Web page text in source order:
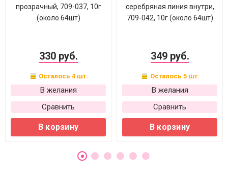
прозрачный, 709-037, 10г
(около 64шт)
330 руб.
Осталось 4 шт.
В желания
Сравнить
В корзину
серебряная линия внутри,
709-042, 10г (около 64шт)
349 руб.
Осталось 5 шт.
В желания
Сравнить
В корзину